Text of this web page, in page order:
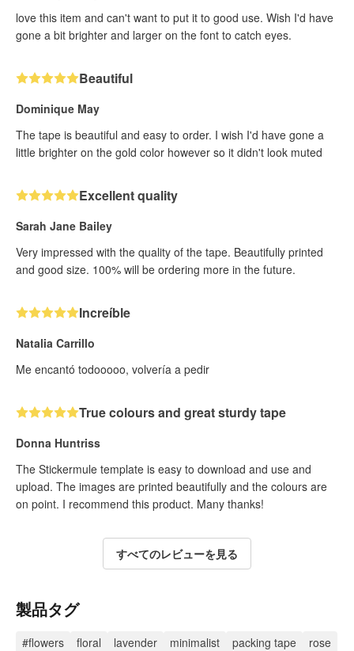
love this item and can't want to put it to good use. Wish I'd have
gone a bit brighter and larger on the font to catch eyes.
Beautiful
Dominique May
The tape is beautiful and easy to order. I wish I'd have gone a
little brighter on the gold color however so it didn't look muted
Excellent quality
Sarah Jane Bailey
Very impressed with the quality of the tape. Beautifully printed
and good size. 100% will be ordering more in the future.
Increíble
Natalia Carrillo
Me encantó todooooo, volvería a pedir
True colours and great sturdy tape
Donna Huntriss
The Stickermule template is easy to download and use and
upload. The images are printed beautifully and the colours are
on point. I recommend this product. Many thanks!
すべてのレビューを見る
製品タグ
#flowers floral lavender minimalist packing tape
rose